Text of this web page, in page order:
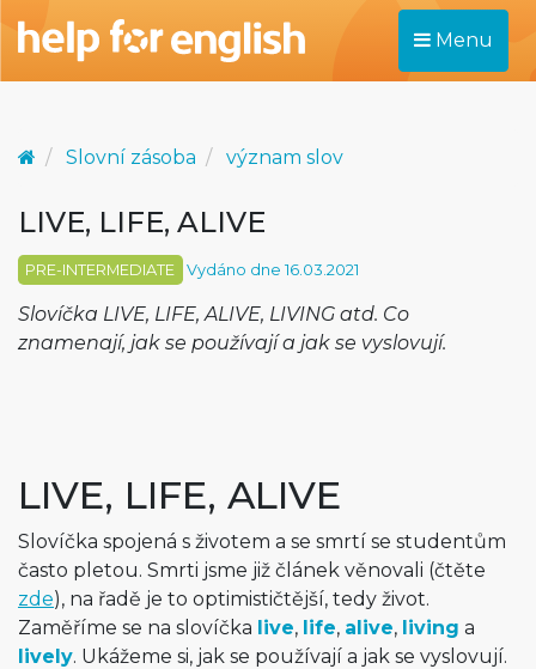
Menu
Slovní zásoba význam slov
LIVE, LIFE, ALIVE
PRE-INTERMEDIATE Vydáno dne 16.03.2021
Slovíčka LIVE, LIFE, ALIVE, LIVING atd. Co
znamenají, jak se používají a jak se vyslovují.
LIVE, LIFE, ALIVE
Slovíčka spojená s životem a se smrtí se studentům
často pletou. Smrti jsme již článek věnovali (čtěte
zde), na řadě je to optimističtější, tedy život.
Zaměříme se na slovíčka live, life, alive, living a
lively. Ukážeme si, jak se používají a jak se vyslovují.